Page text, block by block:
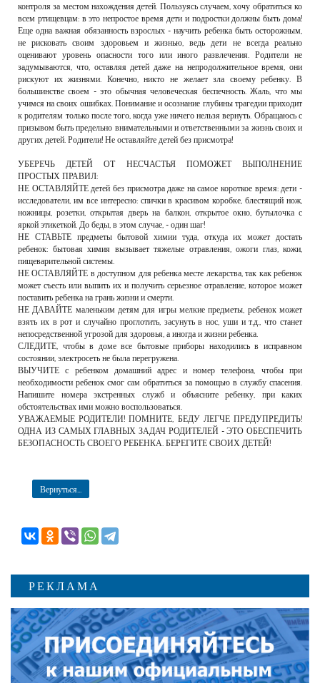
контроля за местом нахождения детей. Пользуясь случаем, хочу обратиться ко
всем ртищевцам: в это непростое время дети и подростки должны быть дома!
Еще одна важная обязанность взрослых - научить ребенка быть осторожным,
не рисковать своим здоровьем и жизнью, ведь дети не всегда реально
оценивают уровень опасности того или иного развлечения. Родители не
задумываются, что, оставляя детей даже на непродолжительное время, они
рискуют их жизнями. Конечно, никто не желает зла своему ребенку. В
большинстве своем - это обычная человеческая беспечность. Жаль, что мы
учимся на своих ошибках. Понимание и осознание глубины трагедии приходит
к родителям только после того, когда уже ничего нельзя вернуть. Обращаюсь с
призывом быть предельно внимательными и ответственными за жизнь своих и
других детей. Родители! Не оставляйте детей без присмотра!
УБЕРЕЧЬ ДЕТЕЙ ОТ НЕСЧАСТЬЯ ПОМОЖЕТ ВЫПОЛНЕНИЕ
ПРОСТЫХ ПРАВИЛ:
НЕ ОСТАВЛЯЙТЕ детей без присмотра даже на самое короткое время: дети -
исследователи, им все интересно: спички в красивом коробке, блестящий нож,
ножницы, розетки, открытая дверь на балкон, открытое окно, бутылочка с
яркой этикеткой. До беды, в этом случае, - один шаг!
НЕ СТАВЬТЕ предметы бытовой химии туда, откуда их может достать
ребенок: бытовая химия вызывает тяжелые отравления, ожоги глаз, кожи,
пищеварительной системы.
НЕ ОСТАВЛЯЙТЕ в доступном для ребенка месте лекарства, так как ребенок
может съесть или выпить их и получить серьезное отравление, которое может
поставить ребенка на грань жизни и смерти.
НЕ ДАВАЙТЕ маленьким детям для игры мелкие предметы, ребенок может
взять их в рот и случайно проглотить, засунуть в нос, уши и т.д., что станет
непосредственной угрозой для здоровья, а иногда и жизни ребенка.
СЛЕДИТЕ, чтобы в доме все бытовые приборы находились в исправном
состоянии, электросеть не была перегружена.
ВЫУЧИТЕ с ребенком домашний адрес и номер телефона, чтобы при
необходимости ребенок смог сам обратиться за помощью в службу спасения.
Напишите номера экстренных служб и объясните ребенку, при каких
обстоятельствах ими можно воспользоваться.
УВАЖАЕМЫЕ РОДИТЕЛИ! ПОМНИТЕ, БЕДУ ЛЕГЧЕ ПРЕДУПРЕДИТЬ!
ОДНА ИЗ САМЫХ ГЛАВНЫХ ЗАДАЧ РОДИТЕЛЕЙ - ЭТО ОБЕСПЕЧИТЬ
БЕЗОПАСНОСТЬ СВОЕГО РЕБЕНКА. БЕРЕГИТЕ СВОИХ ДЕТЕЙ!
Вернуться...
РЕКЛАМА